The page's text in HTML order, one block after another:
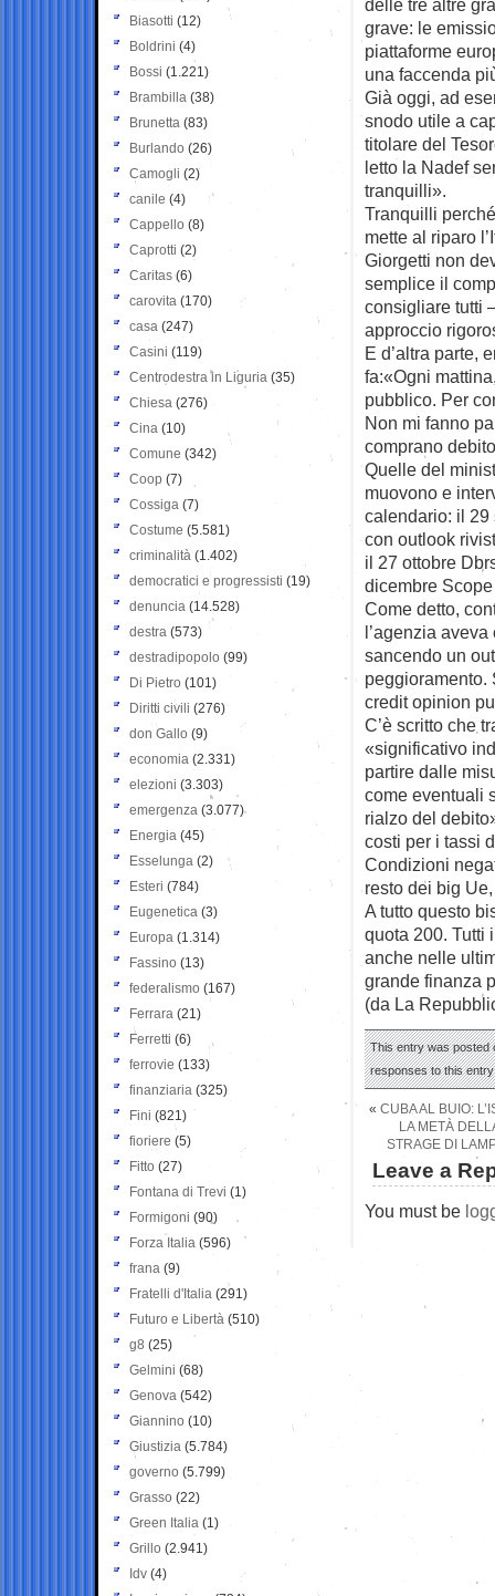
delle tre altre
grave: le
piattaforme
una faccenda
Già oggi, ad
snodo utile a
titolare del
letto la Nadef
tranquilli».
Tranquilli
mette al riparo
Giorgetti non
semplice il
consigliare tutti
approccio
E d’altra parte,
fa:«Ogni
pubblico. Per
Non mi fanno
comprano
Quelle del
muovono e
calendario: il 29
con outlook
il 27 ottobre
dicembre
Come detto,
l’agenzia
sancendo un
peggioramento.
credit opinion
C’è scritto che
«significativo
partire dalle
come eventuali
rialzo del
costi per i tassi
Condizioni
resto dei big
A tutto questo
quota 200. Tutti
anche nelle
grande finanza
(da La
This entry was posted
responses to this
« CUBA AL BUIO:
LA METÀ
STRAGE DI
Leave a
You must be
Biasotti (12)
Boldrini (4)
Bossi (1.221)
Brambilla (38)
Brunetta (83)
Burlando (26)
Camogli (2)
canile (4)
Cappello (8)
Caprotti (2)
Caritas (6)
carovita (170)
casa (247)
Casini (119)
Centrodestra in Liguria (35)
Chiesa (276)
Cina (10)
Comune (342)
Coop (7)
Cossiga (7)
Costume (5.581)
criminalità (1.402)
democratici e progressisti (19)
denuncia (14.528)
destra (573)
destradipopolo (99)
Di Pietro (101)
Diritti civili (276)
don Gallo (9)
economia (2.331)
elezioni (3.303)
emergenza (3.077)
Energia (45)
Esselunga (2)
Esteri (784)
Eugenetica (3)
Europa (1.314)
Fassino (13)
federalismo (167)
Ferrara (21)
Ferretti (6)
ferrovie (133)
finanziaria (325)
Fini (821)
fioriere (5)
Fitto (27)
Fontana di Trevi (1)
Formigoni (90)
Forza Italia (596)
frana (9)
Fratelli d'Italia (291)
Futuro e Libertà (510)
g8 (25)
Gelmini (68)
Genova (542)
Giannino (10)
Giustizia (5.784)
governo (5.799)
Grasso (22)
Green Italia (1)
Grillo (2.941)
Idv (4)